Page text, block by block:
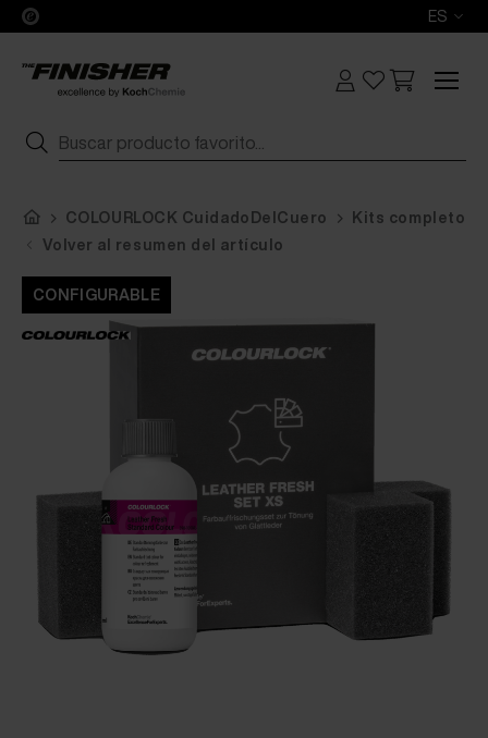
ES
COLOURLOCK CuidadoDelCuero
Kits completos
Volver al resumen del artículo
CONFIGURABLE
CONFIGURABLE